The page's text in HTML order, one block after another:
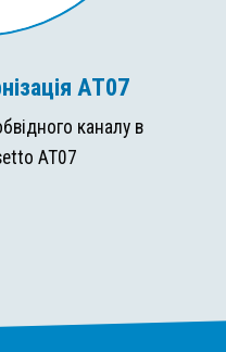
AT07
каналу в
AT07